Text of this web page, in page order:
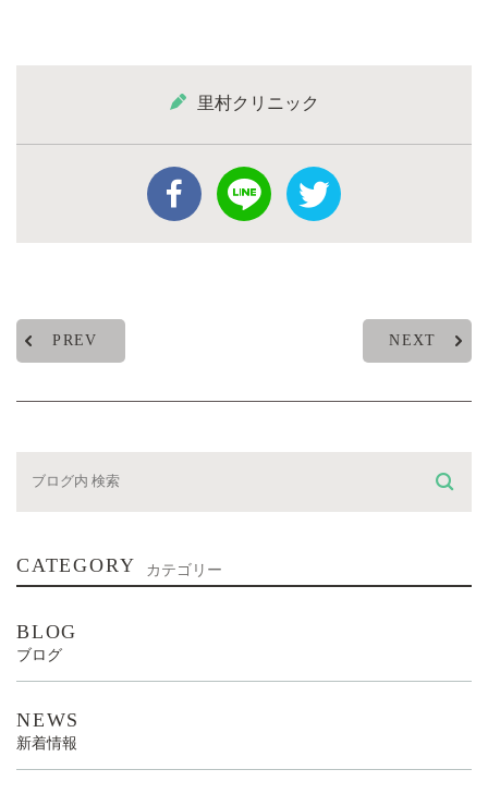
里村クリニック
PREV NEXT
CATEGORY カテゴリー
BLOG
ブログ
NEWS
新着情報